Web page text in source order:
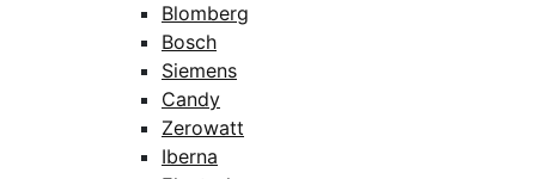
Blomberg
Bosch
Siemens
Candy
Zerowatt
Iberna